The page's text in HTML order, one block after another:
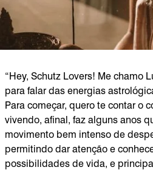
“Hey, Schutz Lovers! Me chamo
para falar das energias
Para começar, quero te contar o
vivendo, afinal, faz alguns anos
movimento bem intenso de
permitindo dar atenção e
possibilidades de vida, e